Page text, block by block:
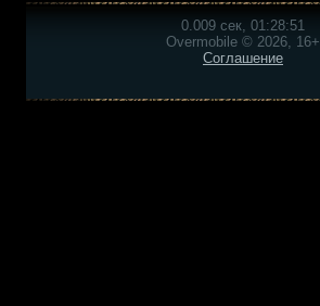
0.009 сек, 01:28:51
Overmobile © 2026, 16+
Соглашение